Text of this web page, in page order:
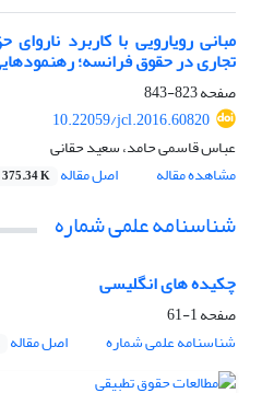
مبانی رویارویی با کاربرد
تجاری در حقوق فرانسه؛
صفحه823-843
10.22059/jcl.2016.60820
عباس قاسمی حامد، سعید حقانی
مشاهده مقاله
اصل مقاله 375.34 K
شناسنامه علمی شماره
چکیده های انگلیسی
صفحه1-61
شناسنامه علمی شماره
اصل مقاله